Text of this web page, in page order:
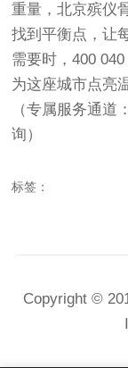
重量，北京殡仪
找到平衡点，让
需要时，400
为这座城市点亮
（专属服务通道
询）
标签：
Copyright ©